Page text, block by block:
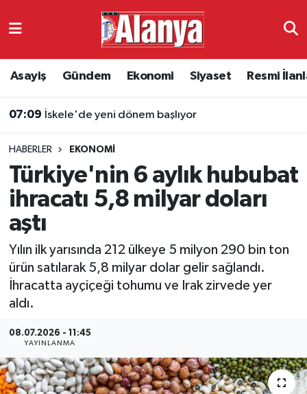
Asayiş Gündem Ekonomi Siyaset Resmi
07:09 İskele'de yeni dönem başlıyor
HABERLER EKONOMI
Türkiye'nin 6 aylık hububat
ihracatı 5,8 milyar doları
aştı
Yılın ilk yarısında 212 ülkeye 5 milyon 290 bin ton
ürün satılarak 5,8 milyar dolar gelir sağlandı.
İhracatta ayçiçeği tohumu ve Irak zirvede yer
aldı.
08.07.2026 - 11:45
YAYINLANMA
Ekonomi
Resmi İlanlar
Alanyaspor
Turizm
Antalya Namaz Vakitleri
Süper Lig Puan Durumu ve Fikstür
Tüm Manşetler
Son Dakika Haberleri